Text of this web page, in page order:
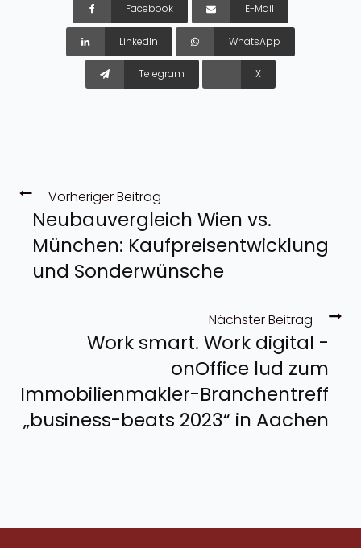
X
Facebook E-Mail
LinkedIn WhatsApp
Telegram
Vorheriger Beitrag
Neubauvergleich Wien vs.
München: Kaufpreisentwicklung
und Sonderwünsche
Nächster Beitrag
Work smart. Work digital -
onOffice lud zum
Immobilienmakler-Branchentreff
„business-beats 2023“ in Aachen